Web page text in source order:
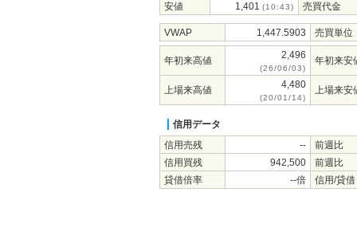
安値
1,401 (10:43) 売買代金
VWAP 1,447.5903 売買単位
年初来高値 2,496
(26/06/03)
年初来安
上場来高値 4,480
(20/01/14)
上場来安
信用データ
信用売残
--
前週比
信用買残
942,500
前週比
貸借倍率
--倍 信用/貸借